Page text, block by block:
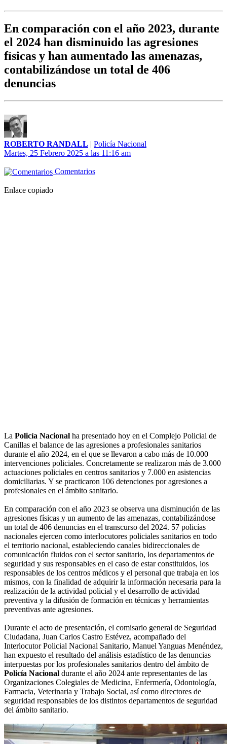
En comparación con el año 2023, durante
el 2024 han disminuido las agresiones
físicas y han aumentado las amenazas,
contabilizándose un total de 406
denuncias
ROBERTO RANDALL | Policía Nacional
Martes, 25 Febrero 2025 a las 11:16 am
Comentarios
Enlace copiado
La Policía Nacional ha presentado hoy en el Complejo Policial de
Canillas el balance de las agresiones a profesionales sanitarios
durante el año 2024, en el que se llevaron a cabo más de 10.000
intervenciones policiales. Concretamente se realizaron más de 3.000
actuaciones policiales en centros sanitarios y 7.000 en asistencias
domiciliarias. Y se practicaron 106 detenciones por agresiones a
profesionales en el ámbito sanitario.
En comparación con el año 2023 se observa una disminución de las
agresiones físicas y un aumento de las amenazas, contabilizándose
un total de 406 denuncias en el transcurso del 2024. 57 policías
nacionales ejercen como interlocutores policiales sanitarios en todo
el territorio nacional, estableciendo canales bidireccionales de
comunicación fluidos con el sector sanitario, los departamentos de
seguridad y sus responsables en el caso de estar constituidos, los
responsables de los centros médicos y el personal que trabaja en los
mismos, con la finalidad de adquirir la información necesaria para la
realización de la actividad policial y el desarrollo de actividad
preventiva y la difusión de formación en técnicas y herramientas
preventivas ante agresiones.
Durante el acto de presentación, el comisario general de Seguridad
Ciudadana, Juan Carlos Castro Estévez, acompañado del
Interlocutor Policial Nacional Sanitario, Manuel Yanguas Menéndez,
han expuesto el resultado del análisis estadístico de las denuncias
interpuestas por los profesionales sanitarios dentro del ámbito de
Policía Nacional durante el año 2024 ante representantes de las
Organizaciones Colegiales de Medicina, Enfermería, Odontología,
Farmacia, Veterinaria y Trabajo Social, así como directores de
seguridad responsables de los distintos departamentos de seguridad
del ámbito sanitario.